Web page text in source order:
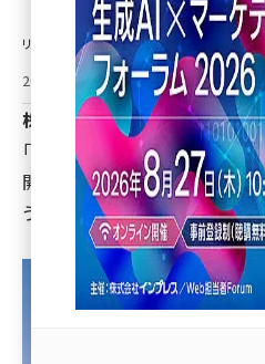
ai (2811)
youtube (2439)
note (2315)
セミナー (2308)
z世代 (1623)
meo (1277)
llmo (1166)
リリース情報提供元：
2025年4月16日 16:40
株式会社ナビット
「【埼玉県】最大1000万円/次
開発費補助金」の申請サポート
うでは申請サポートを承ってお